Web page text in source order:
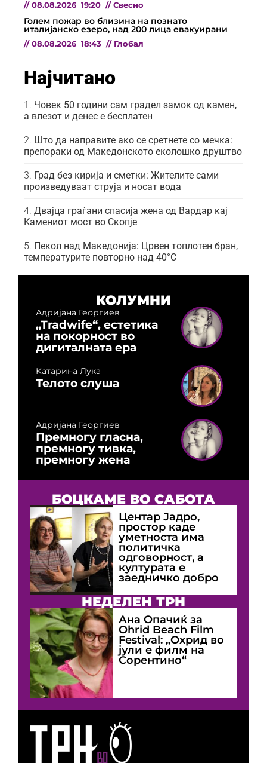
// 08.08.2026 19:20 // Свесно
Голем пожар во близина на познато
италијанско езеро, над 200 лица евакуирани
// 08.08.2026 18:43 // Глобал
Најчитано
Човек 50 години сам градел замок од камен,
а влезот и денес е бесплатен
Што да направите ако се сретнете со мечка:
препораки од Македонското еколошко друштво
Град без кирија и сметки: Жителите сами
произведуваат струја и носат вода
Двајца граѓани спасија жена од Вардар кај
Камениот мост во Скопје
Пекол над Македонија: Црвен топлотен бран,
температурите повторно над 40°C
КОЛУМНИ
Адријана Георгиев
„Tradwife“, естетика
на покорност во
дигиталната ера
Катарина Лука
Телото слуша
Адријана Георгиев
Премногу гласна,
премногу тивка,
премногу жена
БОЦКАМЕ ВО САБОТА
Центар Јадро,
простор каде
уметноста има
политичка
одговорност, а
културата е
заедничко добро
НЕДЕЛЕН ТРН
Ана Опачиќ за
Оhrid Beach Film
Festival: „Охрид во
јули е филм на
Сорентино“